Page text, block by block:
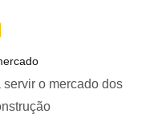
o mercado dos